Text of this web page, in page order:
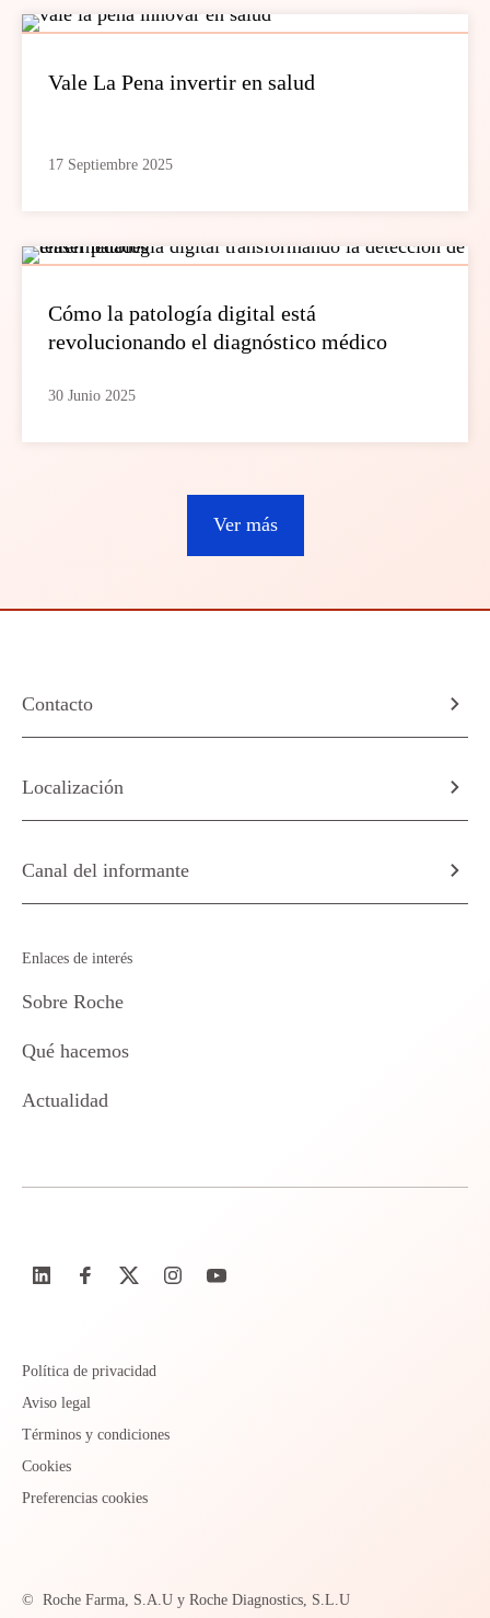
Vale La Pena invertir en salud
17 Septiembre 2025
Cómo la patología digital está
revolucionando el diagnóstico médico
30 Junio 2025
Ver más
Contacto
Localización
Canal del informante
Enlaces de interés
Sobre Roche
Qué hacemos
Actualidad
Política de privacidad
Aviso legal
Términos y condiciones
Cookies
Preferencias cookies
© Roche Farma, S.A.U y Roche Diagnostics, S.L.U